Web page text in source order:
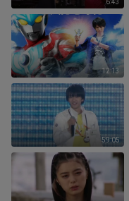
6:43
12:13
59:05